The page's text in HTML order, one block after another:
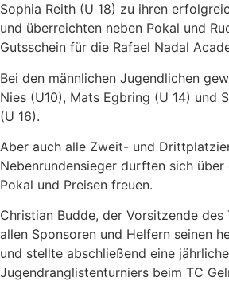
Sophia Reith (U 18) zu ihren
und überreichten neben Pokal und
Gutsschein für die Rafael Nadal
Bei den männlichen Jugendlichen
Nies (U10), Mats Egbring (U 14) und
(U 16).
Aber auch alle Zweit- und
Nebenrundensieger durften sich über
Pokal und Preisen freuen.
Christian Budde, der Vorsitzende des
allen Sponsoren und Helfern seinen
und stellte abschließend eine
Jugendranglistenturniers beim TC